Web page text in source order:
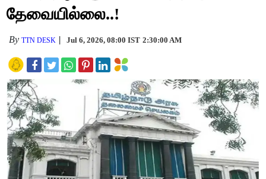
தேவையில்லை..!
ByTTN DESK Jul 6, 2026, 08:00 IST 2:30:00 AM